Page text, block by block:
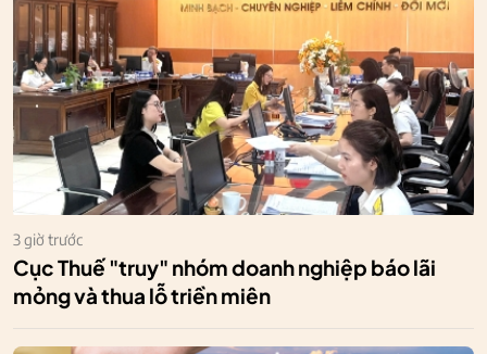
3 giờ trước
Cục Thuế "truy" nhóm doanh nghiệp báo lãi
mỏng và thua lỗ triền miên